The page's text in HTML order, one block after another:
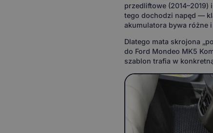
przedliftowe
tego dochodzi napęd —
akumulatora bywa różne
Dlatego mata skrojona
do Ford Mondeo MK5
szablon trafia w